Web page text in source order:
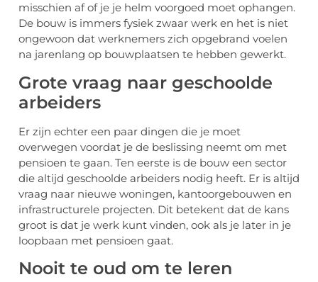
misschien af ​​of je je helm voorgoed moet ophangen.
De bouw is immers fysiek zwaar werk en het is niet
ongewoon dat werknemers zich opgebrand voelen
na jarenlang op bouwplaatsen te hebben gewerkt.
Grote vraag naar geschoolde
arbeiders
Er zijn echter een paar dingen die je moet
overwegen voordat je de beslissing neemt om met
pensioen te gaan. Ten eerste is de bouw een sector
die altijd geschoolde arbeiders nodig heeft. Er is altijd
vraag naar nieuwe woningen, kantoorgebouwen en
infrastructurele projecten. Dit betekent dat de kans
groot is dat je werk kunt vinden, ook als je later in je
loopbaan met pensioen gaat.
Nooit te oud om te leren